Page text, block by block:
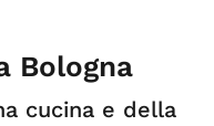
Bologna
cucina e della